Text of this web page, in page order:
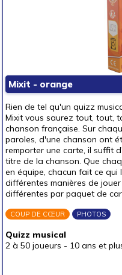
Mixit - orange
Rien de tel qu'un quizz
Mixit vous saurez tout, tout,
chanson française. Sur
paroles, d'une chanson ont
remporter une carte, il suffit
titre de la chanson. Que
en équipe, chacun fait ce
différentes manières de
différentes par paquet de
COUP DE CŒUR PHOTOS
Quizz musical
2 à 50 joueurs - 10 ans et